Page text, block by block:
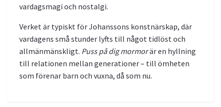
vardagsmagi och nostalgi.
Verket är typiskt för Johanssons konstnärskap, där
vardagens små stunder lyfts till något tidlöst och
allmänmänskligt. Puss på dig mormorär en hyllning
till relationen mellan generationer – till ömheten
som förenar barn och vuxna, då som nu.